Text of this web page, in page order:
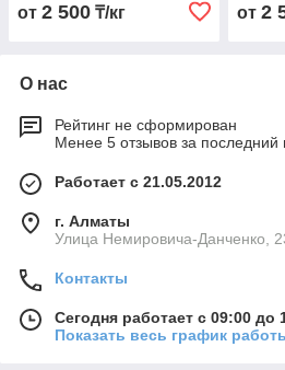
от 2 500 ₸/кг от 2
О нас
Рейтинг не сформирован
Менее 5 отзывов за последний
Работает с 21.05.2012
г. Алматы
Улица Немировича-Данченко,
Контакты
Сегодня работает с 09:00 до
Показать весь график